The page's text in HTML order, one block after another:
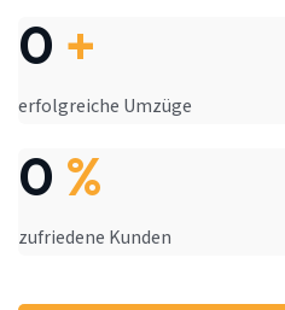
0 +
erfolgreiche Umzüge
0 %
zufriedene Kunden